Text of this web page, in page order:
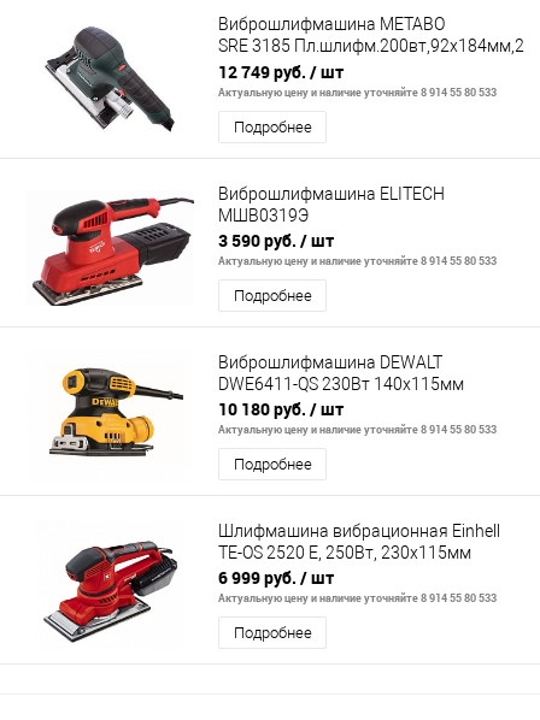
Виброшлифмашина METABO
SRE 3185
ка,кейс
12 749 руб. / шт
Актуальную цену и наличие уточняйте 8 914 55 80 533
Подробнее
Виброшлифмашина ELITECH
МШВ0319Э
3 590 руб. / шт
Актуальную цену и наличие уточняйте 8 914 55 80 533
Подробнее
Виброшлифмашина DEWALT
DWE6411-QS 230Вт 140х115мм
10 180 руб. / шт
Актуальную цену и наличие уточняйте 8 914 55 80 533
Подробнее
Шлифмашина вибрационная Einhell
TE-OS 2520 E, 250Вт, 230х115мм
6 999 руб. / шт
Актуальную цену и наличие уточняйте 8 914 55 80 533
Подробнее